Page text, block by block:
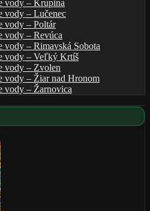
vody – Krupina
vody – Lučenec
vody – Poltár
vody – Revúca
vody – Rimavská Sobota
vody – Veľký Krtíš
vody – Zvolen
vody – Žiar nad Hronom
vody – Žarnovica